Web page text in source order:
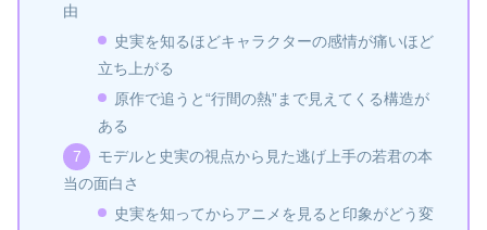
由
史実を知るほどキャラクターの感情が痛いほど
立ち上がる
原作で追うと“行間の熱”まで見えてくる構造が
ある
モデルと史実の視点から見た逃げ上手の若君の本
当の面白さ
史実を知ってからアニメを見ると印象がどう変